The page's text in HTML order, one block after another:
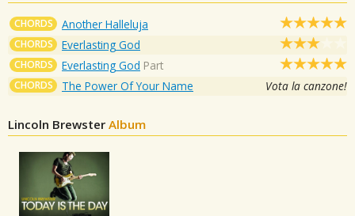
CHORDS Another Halleluja
CHORDS Everlasting God
CHORDS Everlasting God Part
CHORDS The Power Of Your Name Vota la canzone!
Lincoln Brewster Album